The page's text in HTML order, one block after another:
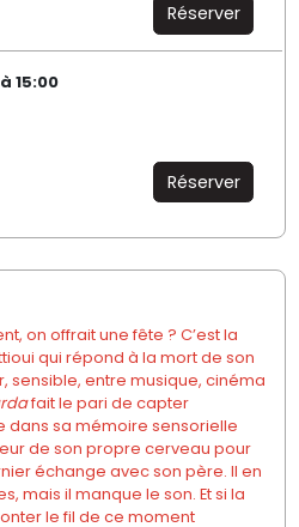
Réserver
15:00
Réserver
on offrait une fête ? C’est la
qui répond à la mort de son
sensible, entre musique, cinéma
fait le pari de capter
dans sa mémoire sensorielle
de son propre cerveau pour
échange avec son père. Il en
mais il manque le son. Et si la
le fil de ce moment